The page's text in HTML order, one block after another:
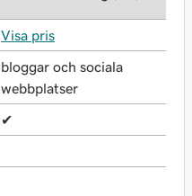
Visa pris
bloggar och sociala
webbplatser
✔